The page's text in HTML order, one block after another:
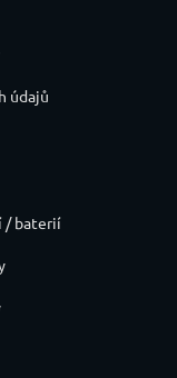
údajů
/ baterií